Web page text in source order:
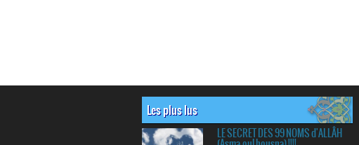
Les plus lus
LE SECRET DES 99 NOMS d'ALLÂH